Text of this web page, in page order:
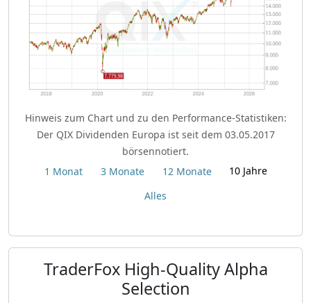
Hinweis zum Chart und zu den Performance-Statistiken:
Der QIX Dividenden Europa ist seit dem 03.05.2017
börsennotiert.
1 Monat
3 Monate 12 Monate
10 Jahre
Alles
TraderFox High-Quality Alpha
Selection